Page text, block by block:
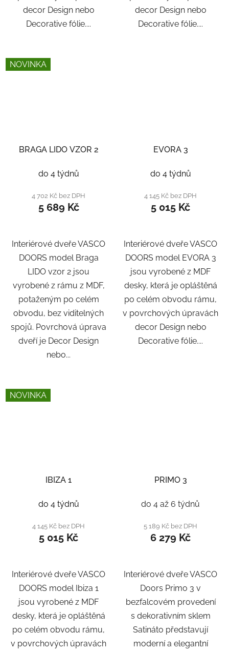
decor Design nebo
Decorative fólie....
decor Design nebo
Decorative fólie....
NOVINKA
BRAGA LIDO VZOR 2
do 4 týdnů
4 702 Kč bez DPH
5 689 Kč
Interiérové dveře VASCO
DOORS model Braga
LIDO vzor 2 jsou
vyrobené z rámu z MDF,
potaženým po celém
obvodu, bez viditelných
spojů. Povrchová úprava
dveří je Decor Design
nebo...
EVORA 3
do 4 týdnů
4 145 Kč bez DPH
5 015 Kč
Interiérové dveře VASCO
DOORS model EVORA 3
jsou vyrobené z MDF
desky, která je opláštěná
po celém obvodu rámu,
v povrchových úpravách
decor Design nebo
Decorative fólie....
NOVINKA
IBIZA 1
do 4 týdnů
4 145 Kč bez DPH
5 015 Kč
Interiérové dveře VASCO
DOORS model Ibiza 1
jsou vyrobené z MDF
desky, která je opláštěná
po celém obvodu rámu,
v povrchových úpravách
PRIMO 3
do 4 až 6 týdnů
5 189 Kč bez DPH
6 279 Kč
Interiérové dveře VASCO
Doors Primo 3 v
bezfalcovém provedení
s dekorativním sklem
Satináto představují
moderní a elegantní